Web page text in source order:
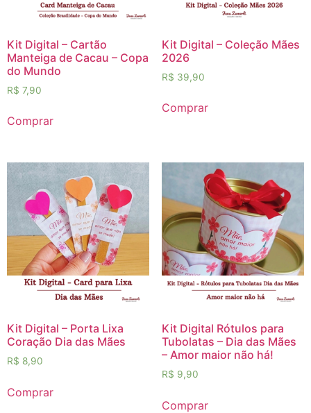
Kit Digital – Cartão
Manteiga de Cacau – Copa
do Mundo
R$ 7,90
Comprar
Kit Digital – Coleção Mães
2026
R$ 39,90
Comprar
Kit Digital – Porta Lixa
Coração Dia das Mães
R$ 8,90
Comprar
Kit Digital Rótulos para
Tubolatas – Dia das Mães
– Amor maior não há!
R$ 9,90
Comprar